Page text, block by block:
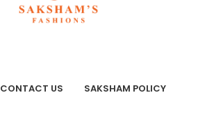
CONTACT US SAKSHAM POLICY